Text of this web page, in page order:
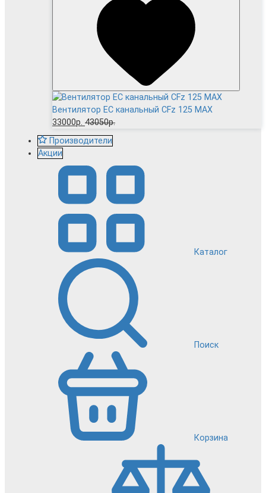
Вентилятор EC канальный CFz 125 MAX
33000р. 43050р.
Производители
Акции
Каталог
Поиск
Корзина